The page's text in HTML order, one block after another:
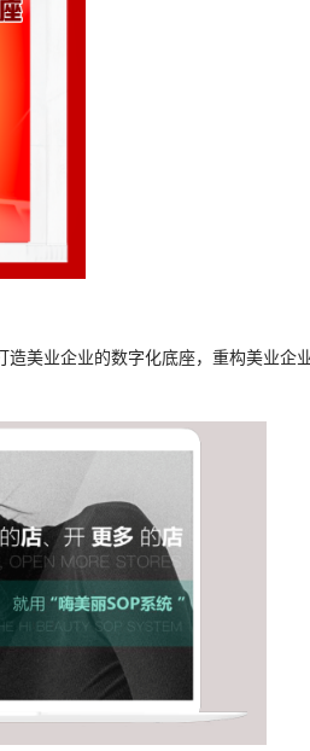
美业企业的数字化底座，重构美业企